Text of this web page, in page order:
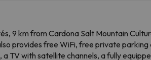
9 km from Cardona Salt Mountain
provides free WiFi, free private
TV with satellite channels, a fully